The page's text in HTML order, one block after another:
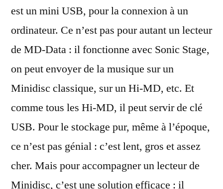
est un mini USB, pour la connexion à un
ordinateur. Ce n’est pas pour autant un lecteur
de MD-Data : il fonctionne avec Sonic Stage,
on peut envoyer de la musique sur un
Minidisc classique, sur un Hi-MD, etc. Et
comme tous les Hi-MD, il peut servir de clé
USB. Pour le stockage pur, même à l’époque,
ce n’est pas génial : c’est lent, gros et assez
cher. Mais pour accompagner un lecteur de
Minidisc, c’est une solution efficace : il